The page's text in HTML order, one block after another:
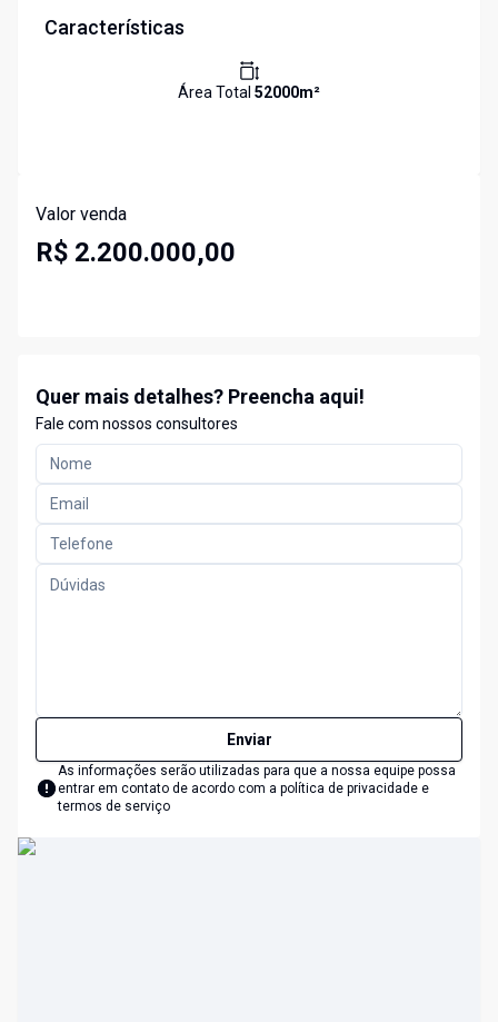
Características
Área Total 52000m²
Valor venda
R$ 2.200.000,00
Quer mais detalhes? Preencha aqui!
Fale com nossos consultores
Enviar
As informações serão utilizadas para que a nossa equipe possa
entrar em contato de acordo com a política de privacidade e
termos de serviço